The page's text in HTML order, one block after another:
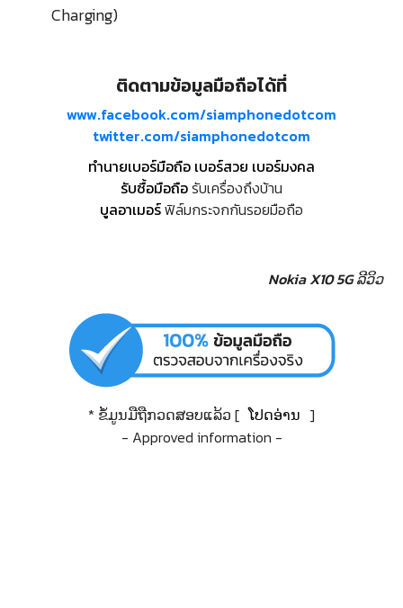
Charging)
ติดตามข้อมูลมือถือได้ที่
www.facebook.com/siamphonedotcom
twitter.com/siamphonedotcom
ทำนายเบอร์มือถือ เบอร์สวย เบอร์มงคล
รับซื้อมือถือรับเครื่องถึงบ้าน
บูลอาเมอร์ฟิล์มกระจกกันรอยมือถือ
Nokia X10 5G ລີວິວ
* ຂໍ້ມູນມືຖືກວດສອບແລ້ວ [ ໂປດອ່ານ ]
- Approved information -